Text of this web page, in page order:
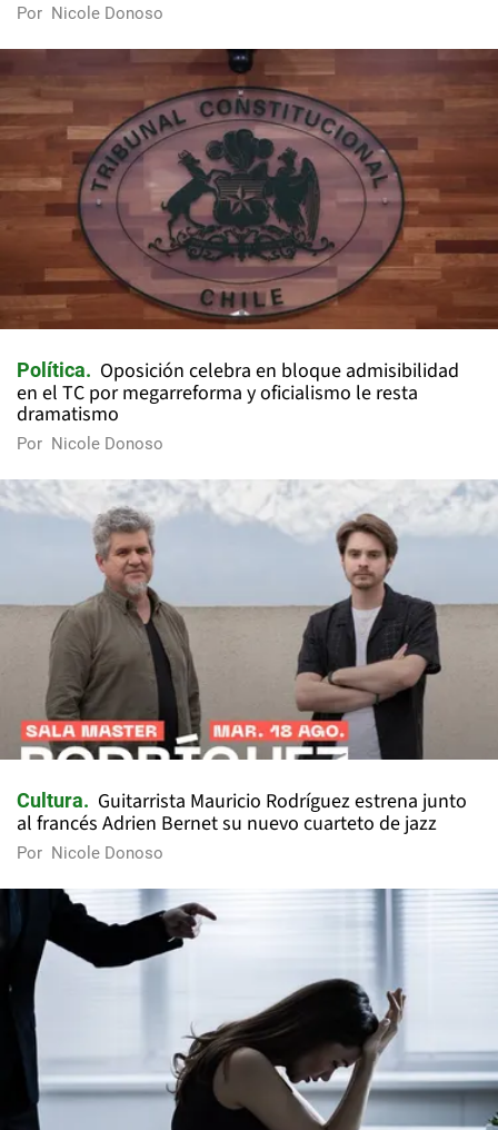
Por Nicole Donoso
Política
Oposición celebra en bloque admisibilidad
en el TC por megarreforma y oficialismo le resta
dramatismo
Por Nicole Donoso
Cultura
Guitarrista Mauricio Rodríguez estrena junto
al francés Adrien Bernet su nuevo cuarteto de jazz
Por Nicole Donoso